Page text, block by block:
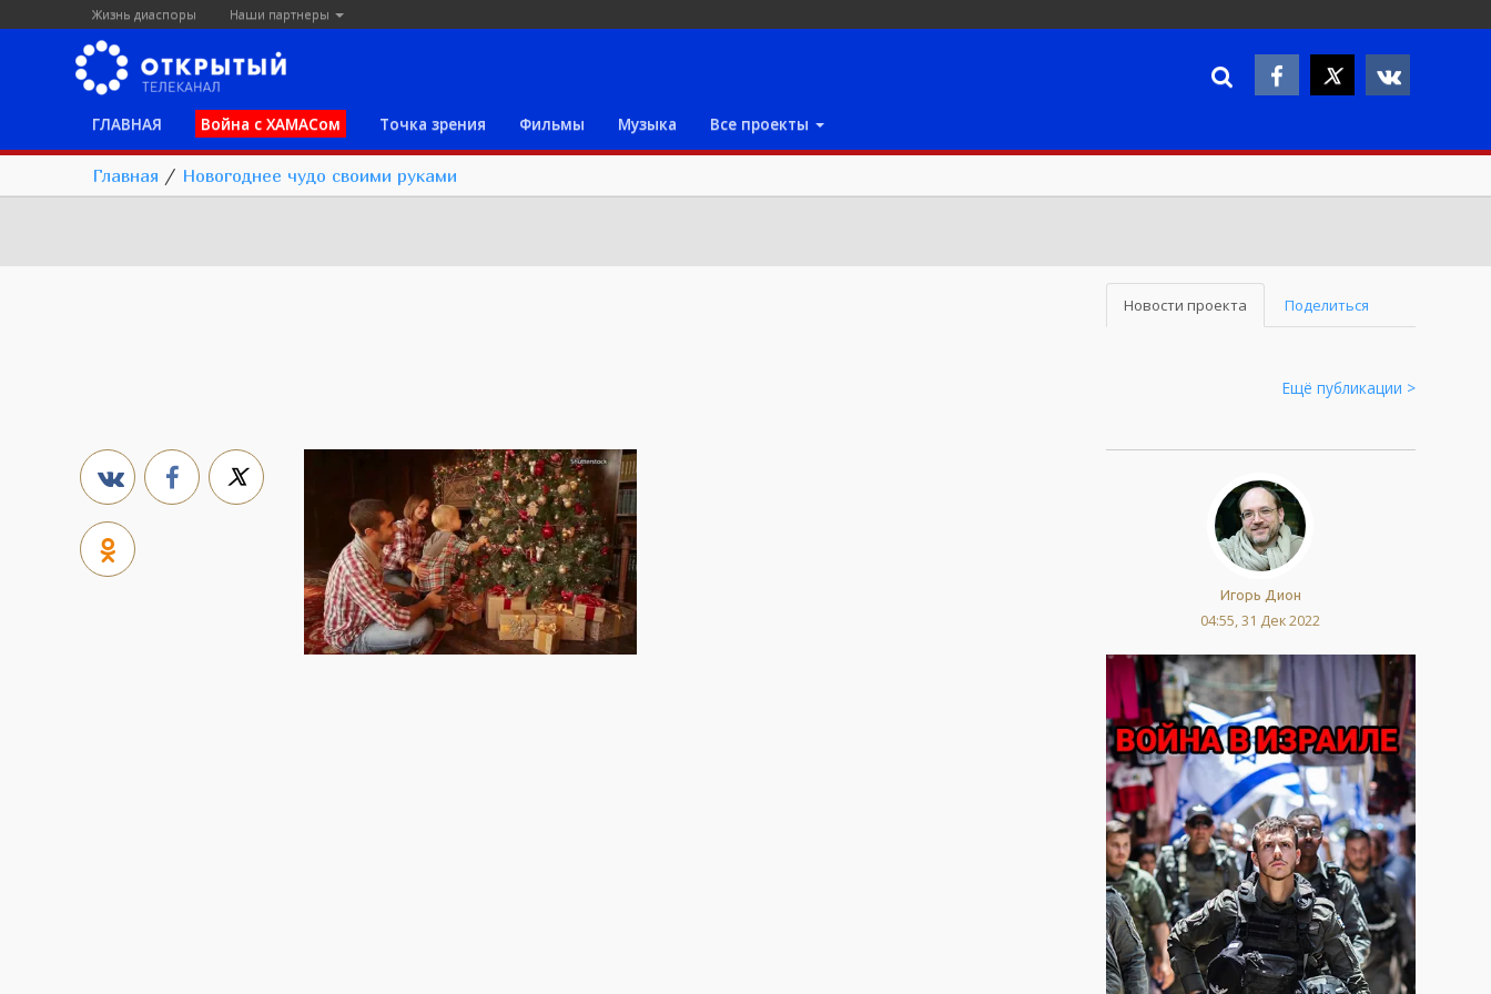
Жизнь диаспоры Наши партнеры
ГЛАВНАЯ Война с ХАМАСом Точка зрения Фильмы Музыка Все проекты
Главная / Новогоднее чудо своими руками
Новости проекта Поделиться
Ещё публикации >
Игорь Дион
04:55, 31 Дек 2022